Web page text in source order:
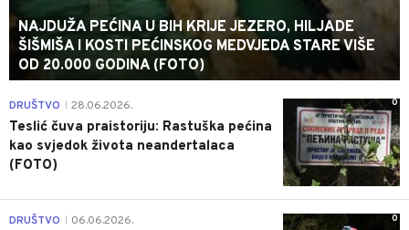
NAJDUŽA PEĆINA U BIH KRIJE JEZERO, HILJADE
ŠIŠMIŠA I KOSTI PEĆINSKOG MEDVJEDA STARE VIŠE
OD 20.000 GODINA (FOTO)
0
DRUŠTVO 28.06.2026.
Teslić čuva praistoriju: Rastuška pećina
kao svjedok života neandertalaca
(FOTO)
0
DRUŠTVO 06.06.2026.